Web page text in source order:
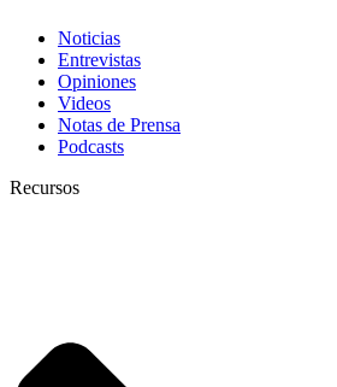
Noticias
Entrevistas
Opiniones
Videos
Notas de Prensa
Podcasts
Recursos